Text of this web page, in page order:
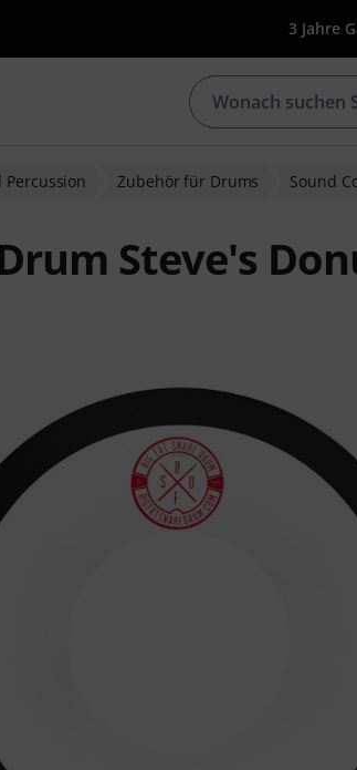
3 Jahre
Zubehör für Drums Sound
Steve's
aus 180 Kundenbewertungen